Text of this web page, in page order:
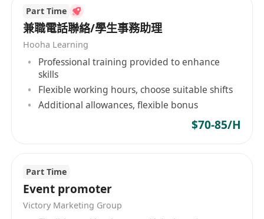
Part Time
兼職電話聯絡/學生事務助理
Hooha Learning
Professional training provided to enhance
skills
Flexible working hours, choose suitable shifts
Additional allowances, flexible bonus
$70-85/H
Part Time
Event promoter
Victory Marketing Group